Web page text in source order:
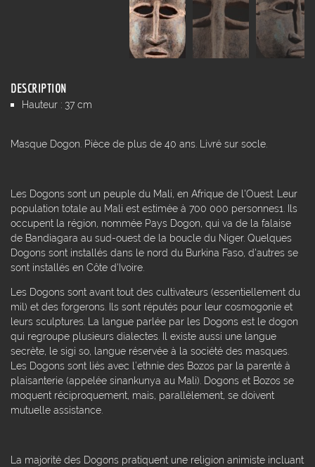
DESCRIPTION
Hauteur : 37 cm
Masque Dogon. Pièce de plus de 40 ans. Livré sur socle.
Les Dogons sont un peuple du Mali, en Afrique de l'Ouest. Leur
population totale au Mali est estimée à 700 000 personnes1. Ils
occupent la région, nommée Pays Dogon, qui va de la falaise
de Bandiagara au sud-ouest de la boucle du Niger. Quelques
Dogons sont installés dans le nord du Burkina Faso, d'autres se
sont installés en Côte d'Ivoire.
Les Dogons sont avant tout des cultivateurs (essentiellement du
mil) et des forgerons. Ils sont réputés pour leur cosmogonie et
leurs sculptures. La langue parlée par les Dogons est le dogon
qui regroupe plusieurs dialectes. Il existe aussi une langue
secrète, le sigi so, langue réservée à la société des masques.
Les Dogons sont liés avec l’ethnie des Bozos par la parenté à
plaisanterie (appelée sinankunya au Mali). Dogons et Bozos se
moquent réciproquement, mais, parallèlement, se doivent
mutuelle assistance.
La majorité des Dogons pratiquent une religion animiste incluant